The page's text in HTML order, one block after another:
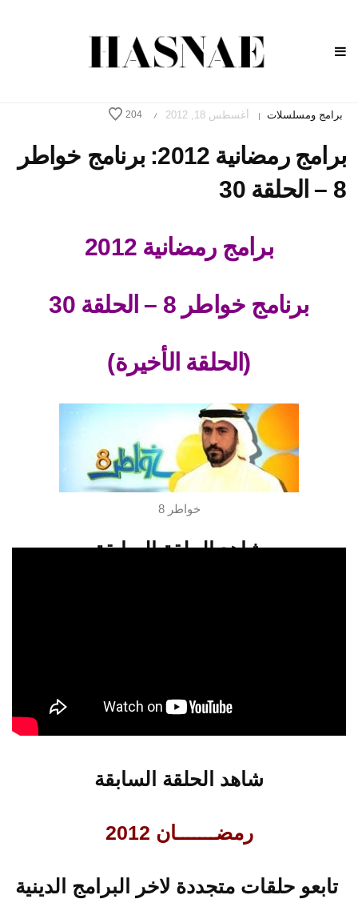
برامج ومسلسلات | أغسطس 18, 2012 /
204
برامج رمضانية 2012: برنامج خواطر
8 – الحلقة 30
برامج رمضانية 2012
برنامج خواطر 8 – الحلقة 30
(الحلقة الأخيرة)
خواطر 8
شاهد الحلقة السابقة
شاهد الحلقة السابقة
رمضـــــــان 2012
تابعو حلقات متجددة لاخر البرامج الدينية